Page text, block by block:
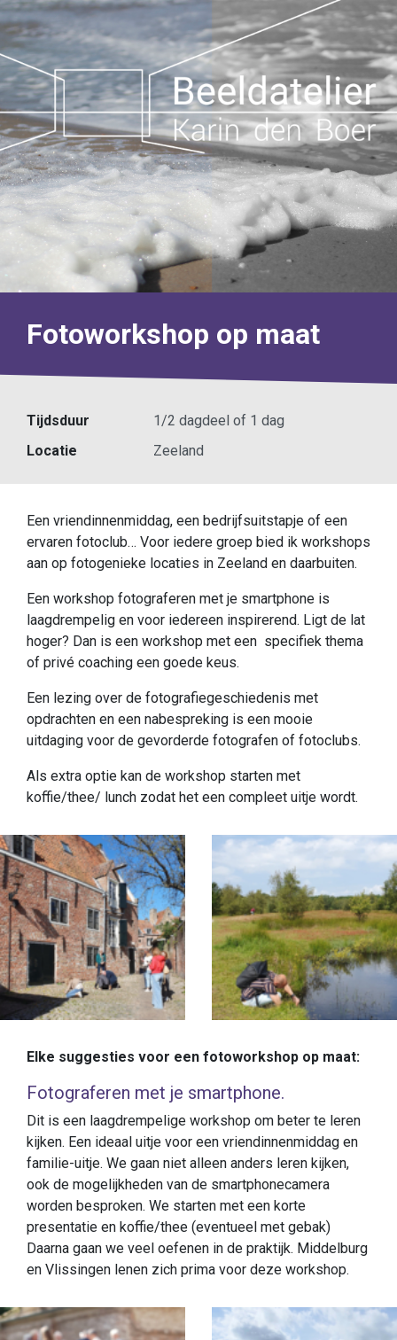
Fotoworkshop op maat
Tijdsduur
1/2 dagdeel of 1 dag
Locatie
Zeeland
Een vriendinnenmiddag, een bedrijfsuitstapje of een
ervaren fotoclub… Voor iedere groep bied ik workshops
aan op fotogenieke locaties in Zeeland en daarbuiten.
Een workshop fotograferen met je smartphone is
laagdrempelig en voor iedereen inspirerend. Ligt de lat
hoger? Dan is een workshop met een specifiek thema
of privé coaching een goede keus.
Een lezing over de fotografiegeschiedenis met
opdrachten en een nabespreking is een mooie
uitdaging voor de gevorderde fotografen of fotoclubs.
Als extra optie kan de workshop starten met
koffie/thee/ lunch zodat het een compleet uitje wordt.
Elke suggesties voor een fotoworkshop op maat:
Fotograferen met je smartphone.
Dit is een laagdrempelige workshop om beter te leren
kijken. Een ideaal uitje voor een vriendinnenmiddag en
familie-uitje. We gaan niet alleen anders leren kijken,
ook de mogelijkheden van de smartphonecamera
worden besproken. We starten met een korte
presentatie en koffie/thee (eventueel met gebak)
Daarna gaan we veel oefenen in de praktijk. Middelburg
en Vlissingen lenen zich prima voor deze workshop.